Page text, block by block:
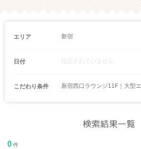
エリア 新宿
日付 指定されていません
こだわり条件 新宿西口ラウンジ11F｜大型
検索結果一覧
0 件